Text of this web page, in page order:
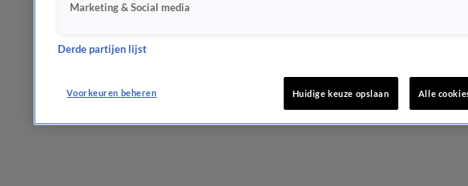
Marketing & Social media
Derde partijen lijst
Voorkeuren beheren Huidige keuze opslaan Alle